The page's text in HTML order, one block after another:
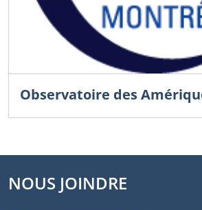
Observatoire des
NOUS JOINDRE